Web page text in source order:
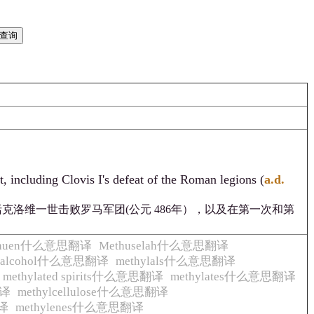
including Clovis I's defeat of the Roman legions (a.d.
洛维一世击败罗马军团(公元 486年），以及在第一次和第
什么意思翻译
Methuselah什么意思翻译
什么意思翻译 methylals什么意思翻译
methylated spirits什么意思翻译 methylates什么意思翻译
methylcellulose什么意思翻译
methylenes什么意思翻译